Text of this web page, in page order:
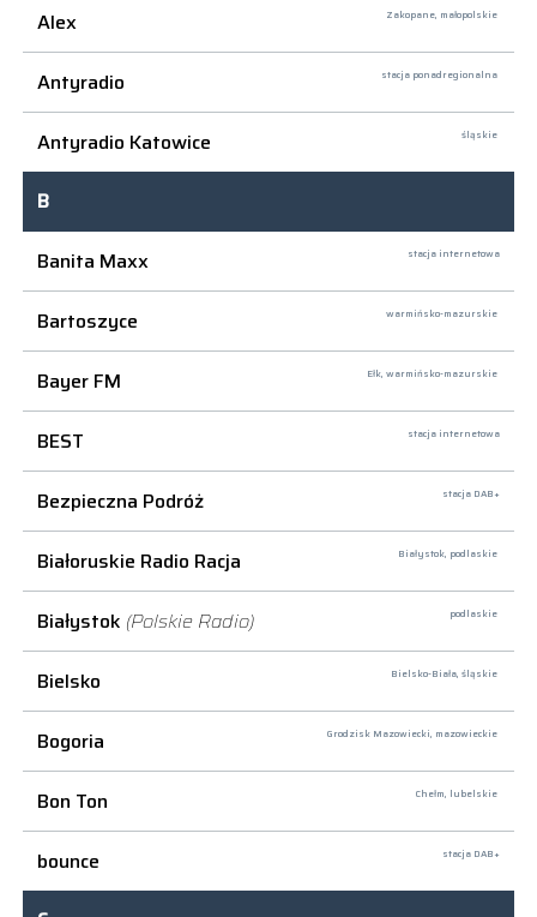
Alex Zakopane, małopolskie
Antyradio stacja ponadregionalna
Antyradio Katowice śląskie
B
Banita Maxx
stacja internetowa
Bartoszyce warmińsko-mazurskie
Bayer FM Ełk, warmińsko-mazurskie
BEST stacja internetowa
Bezpieczna Podróż stacja DAB+
Białoruskie Radio Racja Białystok, podlaskie
Białystok (Polskie Radio) podlaskie
Bielsko Bielsko-Biała, śląskie
Bogoria Grodzisk Mazowiecki, mazowieckie
Bon Ton Chełm, lubelskie
bounce stacja DAB+